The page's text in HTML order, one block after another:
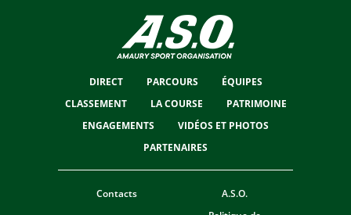
DIRECT PARCOURS
ÉQUIPES
CLASSEMENT
LA COURSE
PATRIMOINE
ENGAGEMENTS
VIDÉOS ET PHOTOS
PARTENAIRES
Contacts
A.S.O.